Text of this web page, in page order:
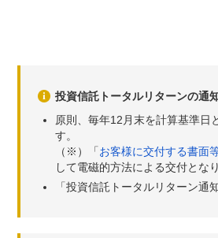
投資信託トータルリターンの通
原則、毎年12月末を計算基準
す。
（※）「お客様に交付する書面
して電磁的方法による交付とな
「投資信託トータルリターン